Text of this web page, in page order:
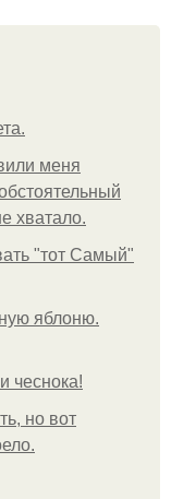
меня
хватало.
"тот Самый"
яблоню.
чеснока!
но вот